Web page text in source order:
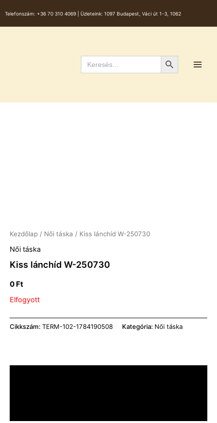
to
content
Telefonszám: +36 70 310 4069 | Üzleteink: 1097 Budapest, Váci út 1-3, 1062
Search
for:
Search Button
Kezdőlap / Női táska / Kiss lánchíd W-250730
Női táska
Kiss lánchíd W-250730
0 Ft
Elfogyott
Cikkszám: TERM-102-1784190508 Kategória: Női táska